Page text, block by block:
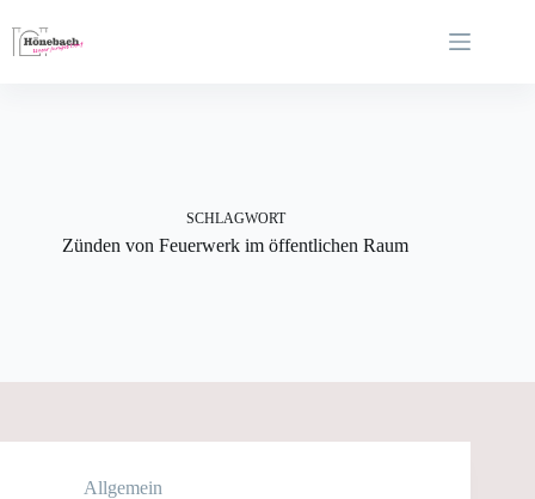
Inhalt
springen
SCHLAGWORT
Zünden von Feuerwerk im öffentlichen Raum
Allgemein